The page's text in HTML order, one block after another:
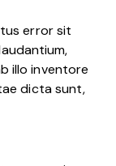
error sit
illo inventore
dicta sunt,